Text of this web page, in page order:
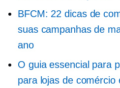
BFCM: 22 dicas de
suas campanhas de
ano
O guia essencial para
para lojas de comércio